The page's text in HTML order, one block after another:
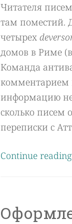
Читателя
там поместий.
четырех
домов в Риме
Команда
комментарием
информацию не
сколько писем
переписки с
Continue reading